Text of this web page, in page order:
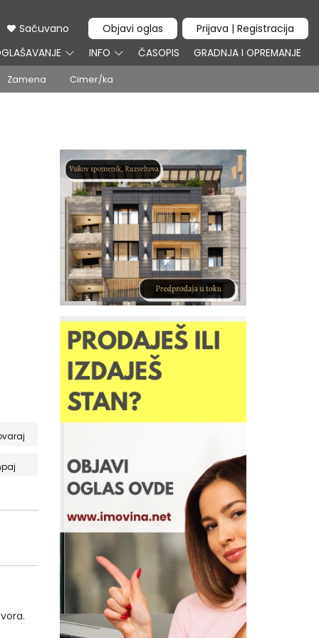
Sačuvano Objavi oglas Prijava | Registracija
INFO ČASOPIS GRADNJA I OPREMANJE
Zamena Cimer/ka